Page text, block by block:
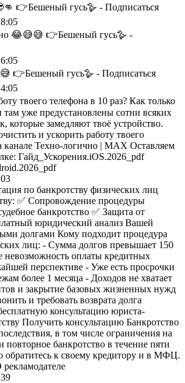
👉Бешеный гусь🪿 - Подписаться
😂😅😅 👉Бешеный гусь🪿 -
😅 👉Бешеный гусь🪿 - Подписаться
твоего телефона в 10 раз? Как только
уже предустановлены сотни всяких
которые замедляют твоё устройство.
и ускорить работу твоего
канале Техно-логично | MAX Оставляем
Гайд_Ускорения.iOS.2026_pdf
по банкротству физических лиц
✅ Сопровождение процедуры
банкротство ✅ Защита от
юридический анализ Вашей
долгами Кому подходит процедура
лиц: - Сумма долгов превышает 150
невозможность оплаты кредитных
перспективе - Уже есть просрочки
более 1 месяца - Доходов не хватает
и закрытие базовых жизненных нужд
и требовать возврата долга
консультацию юриста-
Получить консультацию Банкротство
в том числе ограничения на
повторное банкротство в течение пяти
обратитесь к своему кредитору и в МФЦ.